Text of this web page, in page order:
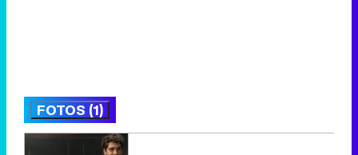
FOTOS (1)